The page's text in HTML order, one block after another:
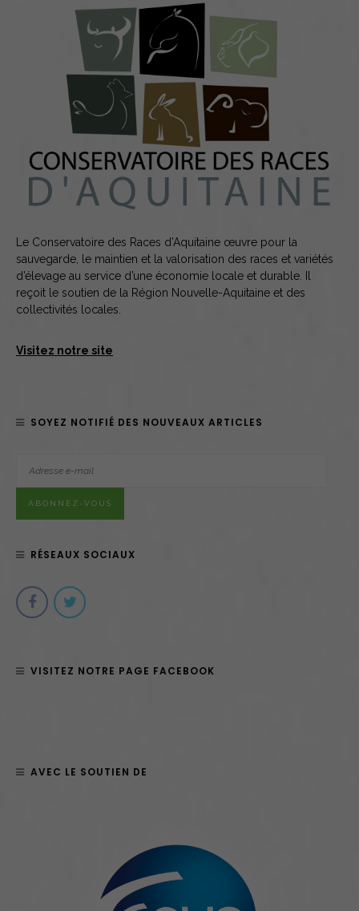
Le Conservatoire des Races d’Aquitaine œuvre pour la
sauvegarde, le maintien et la valorisation des races et variétés
d’élevage au service d’une économie locale et durable. Il
reçoit le soutien de la Région Nouvelle-Aquitaine et des
collectivités locales.
Visitez notre site
SOYEZ NOTIFIÉ DES NOUVEAUX ARTICLES
Adresse
e-
mail
ABONNEZ-VOUS
RÉSEAUX SOCIAUX
VISITEZ NOTRE PAGE FACEBOOK
AVEC LE SOUTIEN DE